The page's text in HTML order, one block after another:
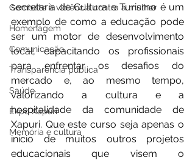
Combate à violência contra a mulher
Homenagem
Comunicação
Transparência pública
Saúde
Expo Xapuri
Memória e cultura
secretaria de Cultura e Turismo é um
exemplo de como a educação pode
ser um motor de desenvolvimento
local, capacitando os profissionais
para enfrentar os desafios do
mercado e, ao mesmo tempo,
valorizando a cultura e a
hospitalidade da comunidade de
Xapuri. Que este curso seja apenas o
início de muitos outros projetos
educacionais que visem o